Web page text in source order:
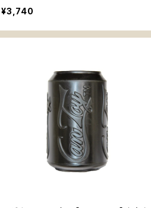
ピーボール 2度楽しめる
¥3,740